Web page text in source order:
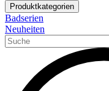
Produktkategorien
Badserien
Neuheiten